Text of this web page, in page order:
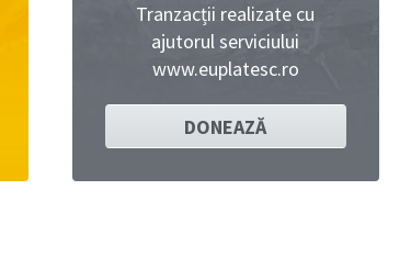
Tranzacții realizate cu
ajutorul serviciului
www.euplatesc.ro
DONEAZĂ